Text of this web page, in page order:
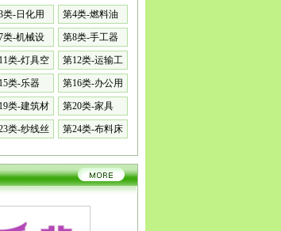
类-日化用
第4类-燃料油
脂
类-机械设
第8类-手工器
械
类-灯具空
第12类-运输工
具
类-乐器
第16类-办公用
品
类-建筑材
第20类-家具
类-纱线丝
第24类-布料床